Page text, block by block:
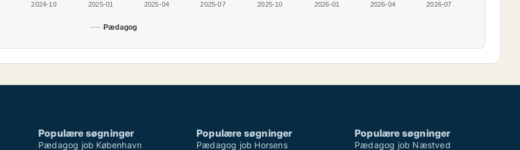
Pædagog
2024-10 2025-01 2025-04 2025-07 2025-10 2026-01 2026-04 2026-07
Populære søgninger
Pædagog job København
Populære søgninger
Pædagog job Horsens
Populære søgninger
Pædagog job Næstved